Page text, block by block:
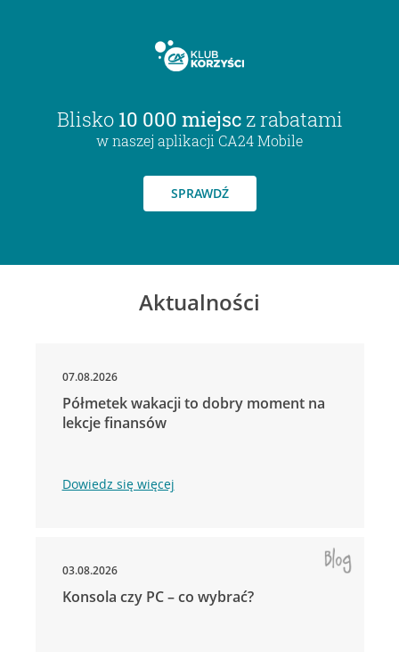
Blisko 10 000 miejsc z rabatami
w naszej aplikacji CA24 Mobile
SPRAWDŹ
Aktualności
07.08.2026
Półmetek wakacji to dobry moment na
lekcje finansów
Dowiedz się więcej
03.08.2026
Konsola czy PC – co wybrać?